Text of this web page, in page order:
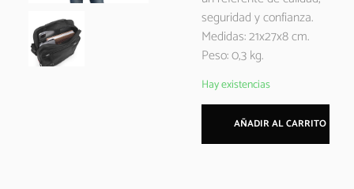
seguridad y confianza.
Medidas: 21x27x8 cm.
Peso: 0,3 kg.
Hay existencias
AÑADIR AL CARRITO